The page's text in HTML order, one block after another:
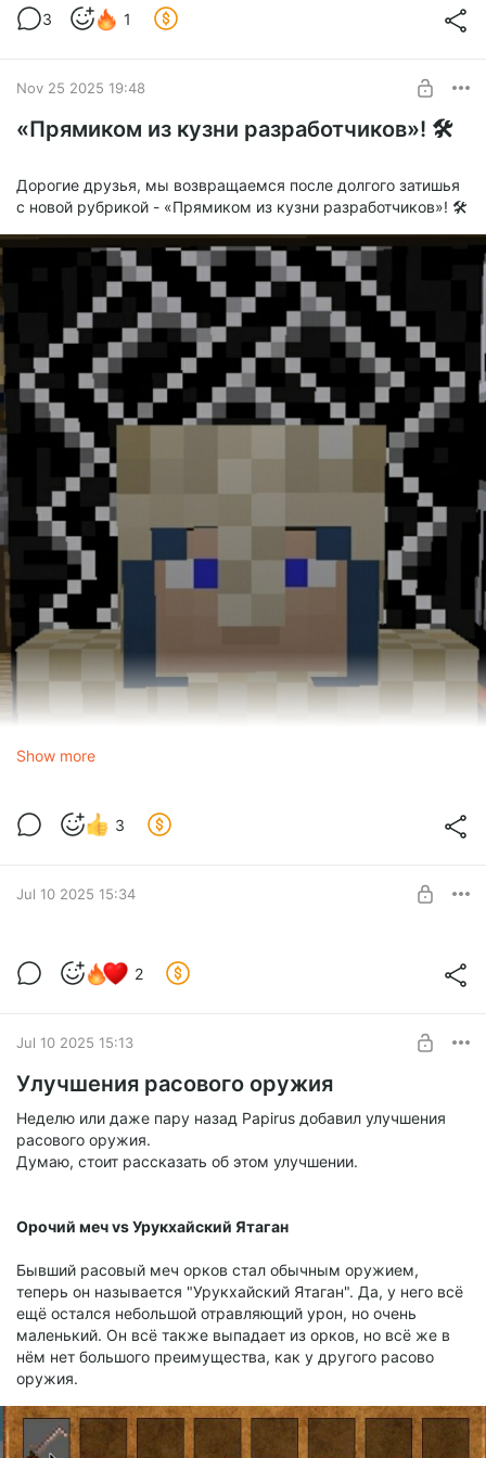
Добавление новых звуков 🔊
3 1
Nov 25 2025 19:48
«Прямиком из кузни разработчиков»! 🛠️
Дорогие друзья, мы возвращаемся после долгого затишья
с новой рубрикой - «Прямиком из кузни разработчиков»! 🛠️
Show more
3
Jul 10 2025 15:34
2
Jul 10 2025 15:13
Улучшения расового оружия
Неделю или даже пару назад Papirus добавил улучшения
расового оружия.
Думаю, стоит рассказать об этом улучшении.
Орочий меч vs Урукхайский Ятаган
Бывший расовый меч орков стал обычным оружием,
теперь он называется "Урукхайский Ятаган". Да, у него всё
ещё остался небольшой отравляющий урон, но очень
маленький. Он всё также выпадает из орков, но всё же в
нём нет большого преимущества, как у другого расово
оружия.